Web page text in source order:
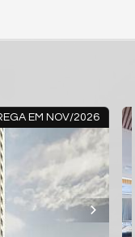
EM NOV/2026